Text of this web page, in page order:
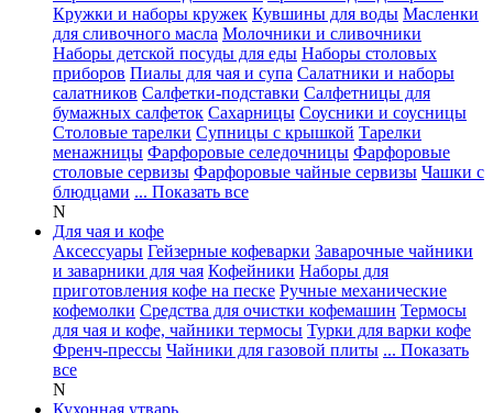
Кружки и наборы кружек Кувшины для воды Масленки
для сливочного масла Молочники и сливочники
Наборы детской посуды для еды Наборы столовых
приборов Пиалы для чая и супа Салатники и наборы
салатников Салфетки-подставки Салфетницы для
бумажных салфеток Сахарницы Соусники и соусницы
Столовые тарелки Супницы с крышкой Тарелки
менажницы Фарфоровые селедочницы Фарфоровые
столовые сервизы Фарфоровые чайные сервизы Чашки с
блюдцами ... Показать все
N
Для чая и кофе
Аксессуары Гейзерные кофеварки Заварочные чайники
и заварники для чая Кофейники Наборы для
приготовления кофе на песке Ручные механические
кофемолки Средства для очистки кофемашин Термосы
для чая и кофе, чайники термосы Турки для варки кофе
Френч-прессы Чайники для газовой плиты ... Показать
все
N
Кухонная утварь